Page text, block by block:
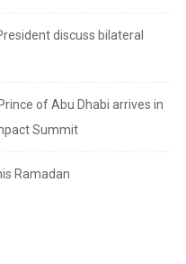
discuss bilateral
of Abu Dhabi arrives in
Summit
Ramadan